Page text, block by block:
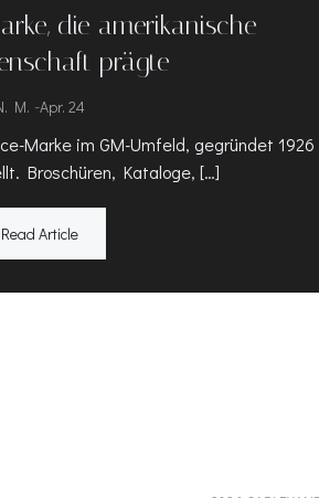
die amerikanische
prägte
M. -Apr. 24
Marke im GM-Umfeld, gegründet 1926
Broschüren, Kataloge, […]
Read Article